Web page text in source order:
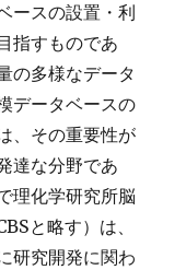
ースの設置・利
指すものであ
の多様なデータ
データベースの
、その重要性が
達な分野であ
理化学研究所脳
と略す）は、
研究開発に関わ